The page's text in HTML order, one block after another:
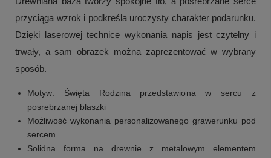
przyciąga wzrok i podkreśla uroczysty charakter podarunku.
Dzięki laserowej technice wykonania napis jest czytelny i
trwały, a sam obrazek można zaprezentować w wybrany
sposób.
Motyw: Święta Rodzina przedstawiona w sercu z
posrebrzanej blaszki
Możliwość wykonania personalizowanego grawerunku pod
sercem
Solidna forma na drewnie z metalowym elementem